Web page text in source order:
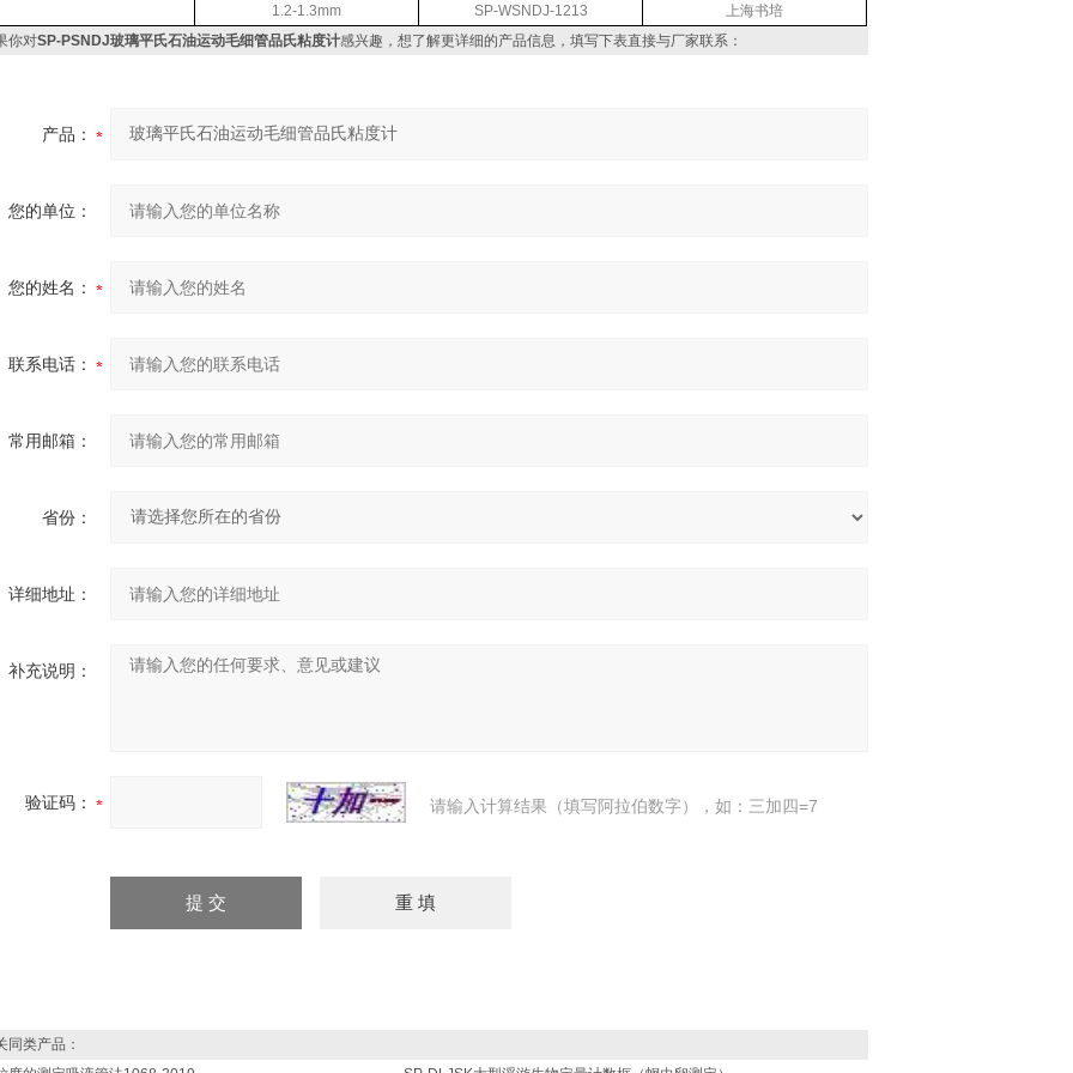
1.2-1.3mm SP-WSNDJ-1213
上海书培
对SP-PSNDJ玻璃平氏石油运动毛细管品氏粘度计感兴趣，想了解更详细的产品信息，填写下表直接与厂家联系：
产品：
您的单位：
您的姓名：
联系电话：
常用邮箱：
省份：
详细地址：
补充说明：
验证码： 请输入计算结果（填写阿拉伯数字），如：三加四=7
类产品：